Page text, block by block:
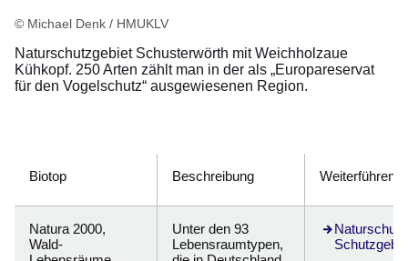
© Michael Denk / HMUKLV
Naturschutzgebiet Schusterwörth mit Weichholzaue
Kühkopf. 250 Arten zählt man in der als „Europareservat
für den Vogelschutz“ ausgewiesenen Region.
Biotop Beschreibung
Natura 2000,
Wald-
Unter den 93
Lebensraumtypen,